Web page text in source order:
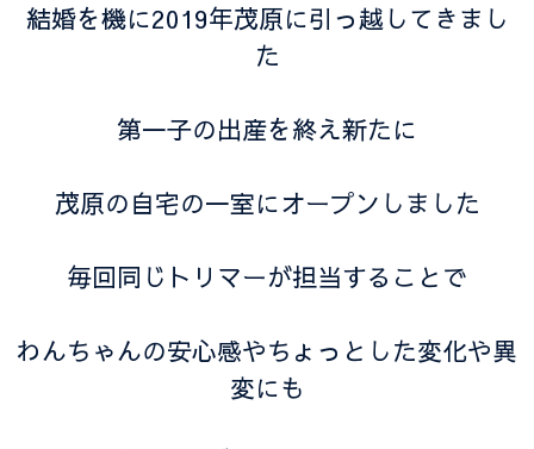
結婚を機に2019年茂原に引っ越してきまし
た
第一子の出産を終え新たに
茂原の自宅の一室にオープンしました
毎回同じトリマーが担当することで
わんちゃんの安心感やちょっとした変化や異
変にも